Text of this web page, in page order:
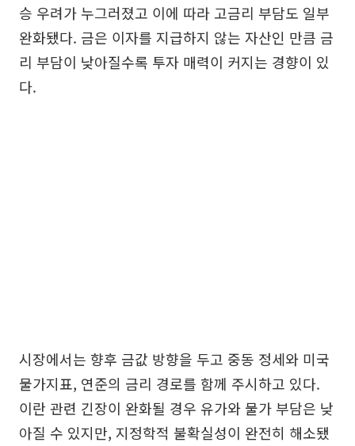
승 우려가 누그러졌고 이에 따라 고금리 부담도 일부
완화됐다. 금은 이자를 지급하지 않는 자산인 만큼 금
리 부담이 낮아질수록 투자 매력이 커지는 경향이 있
다.
시장에서는 향후 금값 방향을 두고 중동 정세와 미국
물가지표, 연준의 금리 경로를 함께 주시하고 있다.
이란 관련 긴장이 완화될 경우 유가와 물가 부담은 낮
아질 수 있지만, 지정학적 불확실성이 완전히 해소됐